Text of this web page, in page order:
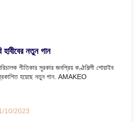
নতুন গান
গীতিকার সুরকার জনপ্রিয় কণ্ঠশিল্পী শোয়াইব
হয়েছে নতুন গান. AMAKEO
10/2023